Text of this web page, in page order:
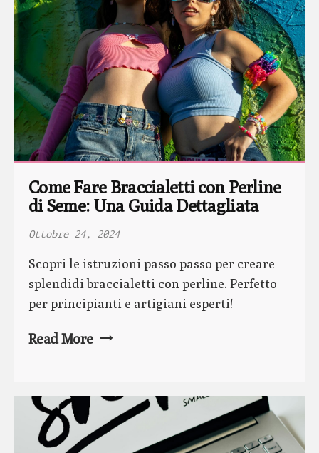
Come Fare Braccialetti con Perline
di Seme: Una Guida Dettagliata
Ottobre 24, 2024
Scopri le istruzioni passo passo per creare
splendidi braccialetti con perline. Perfetto
per principianti e artigiani esperti!
Read More